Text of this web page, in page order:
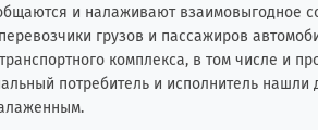
и налаживают взаимовыгодное
грузов и пассажиров
комплекса, в том числе
потребитель и исполнитель